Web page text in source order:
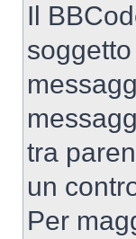
Il
tra
un
Per